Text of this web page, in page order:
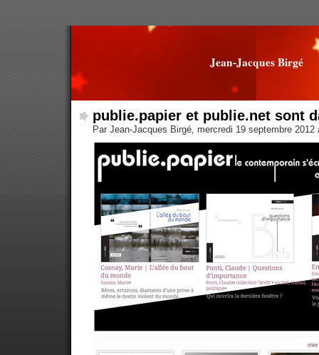
Jean-Jacques Birgé
publie.papier et publie.net sont
Par Jean-Jacques Birgé, mercredi 19 septembre